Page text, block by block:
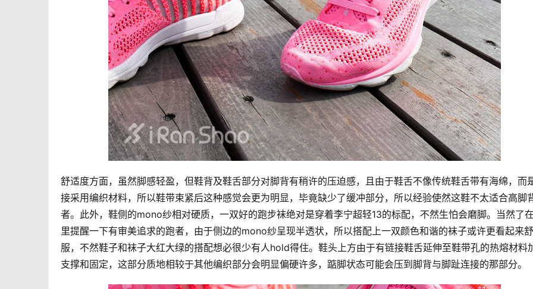
舒适度方面，虽然脚感轻盈，但鞋背及鞋舌部分对脚背有稍许的压迫感，且由于鞋舌不像传统鞋舌带有海绵，而
接采用编织材料，所以鞋带束紧后这种感觉会更为明显，毕竟缺少了缓冲部分，所以经验使然这鞋不太适合高脚
者。此外，鞋侧的mono纱相对硬质，一双好的跑步袜绝对是穿着李宁超轻13的标配，不然生怕会磨脚。当然了
里提醒一下有审美追求的跑者，由于侧边的mono纱呈现半透状，所以搭配上一双颜色和谐的袜子或许更看起来舒
服，不然鞋子和袜子大红大绿的搭配想必很少有人hold得住。鞋头上方由于有链接鞋舌延伸至鞋带孔的热熔材料
支撑和固定，这部分质地相较于其他编织部分会明显偏硬许多，踮脚状态可能会压到脚背与脚趾连接的那部分。